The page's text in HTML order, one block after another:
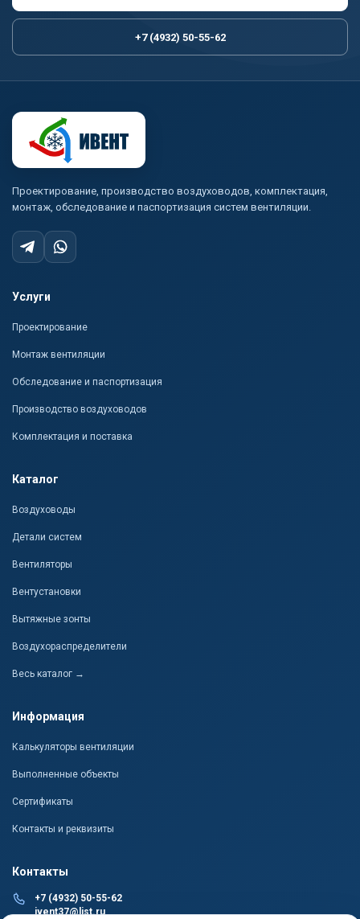
+7 (4932) 50-55-62
Проектирование, производство воздуховодов, комплектация,
монтаж, обследование и паспортизация систем вентиляции.
Услуги
Проектирование
Монтаж вентиляции
Обследование и паспортизация
Производство воздуховодов
Комплектация и поставка
Каталог
Воздуховоды
Детали систем
Вентиляторы
Вентустановки
Вытяжные зонты
Воздухораспределители
Весь каталог →
Информация
Калькуляторы вентиляции
Выполненные объекты
Сертификаты
Контакты и реквизиты
Контакты
+7 (4932) 50-55-62
ivent37@list.ru